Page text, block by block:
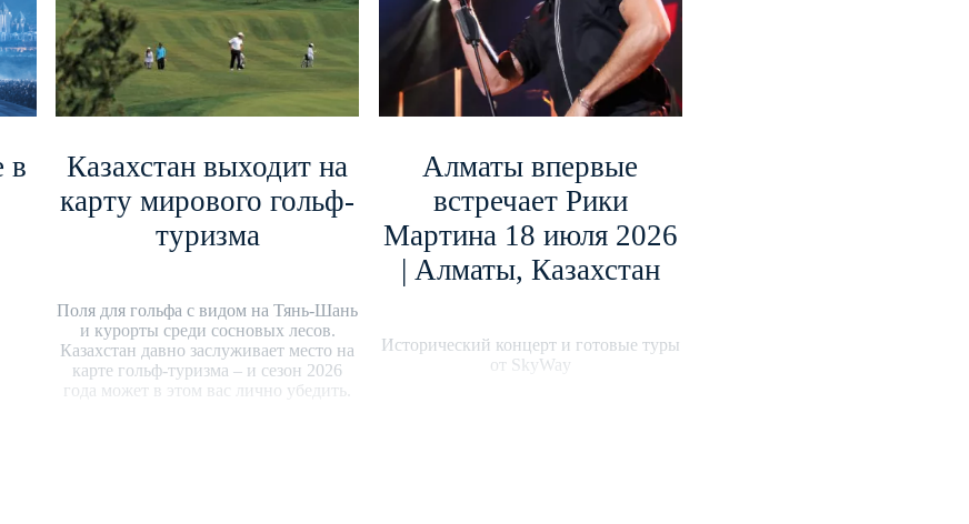
в
Казахстан выходит на
карту мирового гольф-
туризма
Поля для гольфа с видом на Тянь-Шань
и курорты среди сосновых лесов.
Казахстан давно заслуживает место на
карте гольф-туризма – и сезон 2026
года может в этом вас лично убедить.
Алматы впервые
встречает Рики
Мартина 18 июля 2026
| Алматы, Казахстан
Исторический концерт и готовые туры
от SkyWay